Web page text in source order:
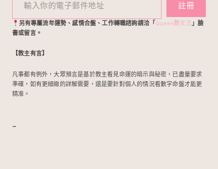
註冊
另有專屬流年運勢、感情合盤、工作轉職諮詢請洽「Queen艷女王」臉
書或留言。
【教主有言】
凡事都有例外，大眾預言是基於教主看見命運的暗示與秘密，已盡量要求
準確，如有更細緻的詳解需要，還是要針對個人的情況看數字命盤才能更
精准。
–